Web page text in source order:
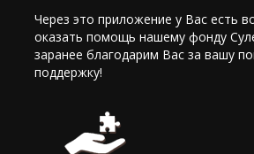
Через это приложение у Вас есть
оказать помощь нашему фонду
заранее благодарим Вас за вашу
поддержку!